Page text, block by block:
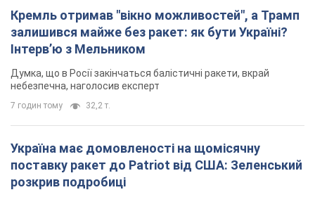
Україна має домовленості на щомісячну
поставку ракет до Patriot від США: Зеленський
розкрив подробиці
партнерами
внаслідок удару РФ по Київщині загинула
директорка київського ліцею, її чоловік та онук